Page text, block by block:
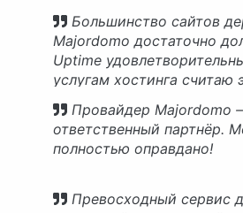
Большинство сайтов
Majordomo достаточно
Uptime
услугам хостинга считаю
Провайдер Majordomo
ответственный партнёр.
полностью оправдано!
Превосходный сервис